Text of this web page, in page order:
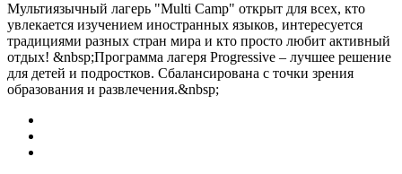
Мультиязычный лагерь "Multi Camp" открыт для всех, кто
увлекается изучением иностранных языков, интересуется
традициями разных стран мира и кто просто любит активный
отдых! &nbsp;Программа лагеря Progressive – лучшее решение
для детей и подростков. Сбалансирована с точки зрения
образования и развлечения.&nbsp;